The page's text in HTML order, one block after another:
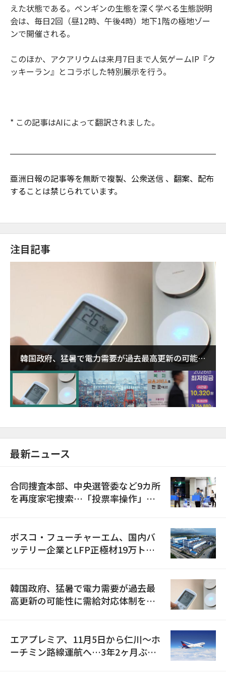
えた状態である。ペンギンの生態を深く学べる生態説明
会は、毎日2回（昼12時、午後4時）地下1階の極地ゾー
ンで開催される。
このほか、アクアリウムは来月7日まで人気ゲームIP『ク
ッキーラン』とコラボした特別展示を行う。
* この記事はAIによって翻訳されました。
亜洲日報の記事等を無断で複製、公衆送信 、翻案、配布
することは禁じられています。
注目記事
韓国政府、猛暑で電力需要が過去最高更新の可能性
に需給対応体制を点検
最新ニュース
合同捜査本部、中央選管委など9カ所
を再度家宅捜索…「投票率操作」の
ポスコ・フューチャーエム、国内バ
ッテリー企業とLFP正極材19万トン
韓国政府、猛暑で電力需要が過去最
高更新の可能性に需給対応体制を点
エアプレミア、11月5日から仁川〜ホ
ーチミン路線運航へ…3年2ヶ月ぶり